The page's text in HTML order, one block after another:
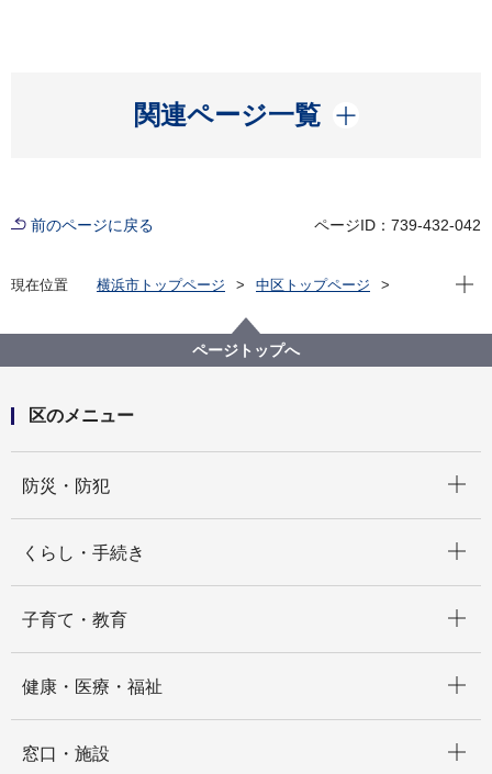
関連ページ一覧
開く
前のページに戻る ページID：739-432-042
現在位置 横浜市トップページ
中区トップページ
横浜市竹之丸保育園 詳細
現在
ページトップへ
区のメニュー
防災・防犯
くらし・手続き
子育て・教育
健康・医療・福祉
窓口・施設